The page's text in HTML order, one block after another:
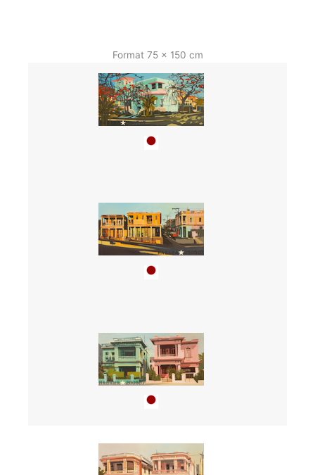
Format 75 x 150 cm